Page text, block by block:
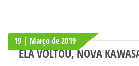
19 | Marçode2019
ELA VOLTOU, NOVA